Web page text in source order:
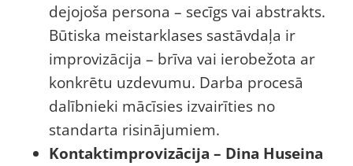
dejojoša persona – secīgs vai abstrakts.
Būtiska meistarklases sastāvdaļa ir
improvizācija – brīva vai ierobežota ar
konkrētu uzdevumu. Darba procesā
dalībnieki mācīsies izvairīties no
standarta risinājumiem.
Kontaktimprovizācija – Dina Huseina